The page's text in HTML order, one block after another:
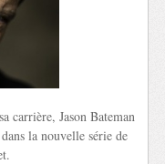
carrière, Jason Bateman
la nouvelle série de